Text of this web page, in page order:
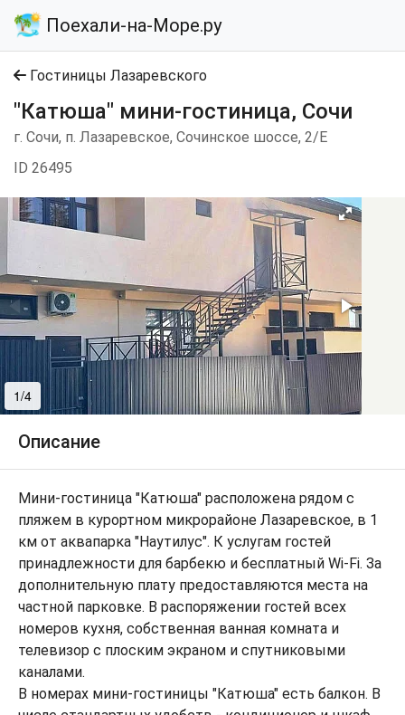
Поехали-на-Море.ру
Гостиницы Лазаревского
"Катюша" мини-гостиница, Сочи
г. Сочи, п. Лазаревское, Сочинское шоссе, 2/Е
ID 26495
1/4
Описание
Мини-гостиница "Катюша" расположена рядом с
пляжем в курортном микрорайоне Лазаревское, в 1
км от аквапарка "Наутилус". К услугам гостей
принадлежности для барбекю и бесплатный Wi-Fi. За
дополнительную плату предоставляются места на
частной парковке. В распоряжении гостей всех
номеров кухня, собственная ванная комната и
телевизор с плоским экраном и спутниковыми
каналами.
В номерах мини-гостиницы "Катюша" есть балкон. В